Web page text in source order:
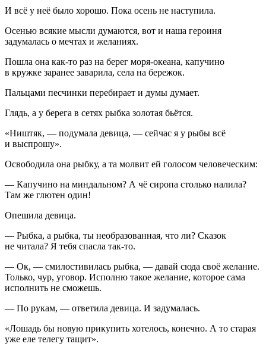
И всё у неё было хорошо. Пока осень не наступила.
Осенью всякие мысли думаются, вот и наша героиня
задумалась о мечтах и желаниях.
Пошла она как-то раз на берег моря-океана, капучино
в кружке заранее заварила, села на бережок.
Пальцами песчинки перебирает и думы думает.
Глядь, а у берега в сетях рыбка золотая бьётся.
«Ништяк, — подумала девица, — сейчас я у рыбы всё
и выспрошу».
Освободила она рыбку, а та молвит ей голосом человеческим:
— Капучино на миндальном? А чё сиропа столько налила?
Там же глютен один!
Опешила девица.
— Рыбка, а рыбка, ты необразованная, что ли? Сказок
не читала? Я тебя спасла так-то.
— Ок, — смилостивилась рыбка, — давай сюда своё желание.
Только, чур, уговор. Исполню такое желание, которое сама
исполнить не сможешь.
— По рукам, — ответила девица. И задумалась.
«Лошадь бы новую прикупить хотелось, конечно. А то старая
уже еле телегу тащит».